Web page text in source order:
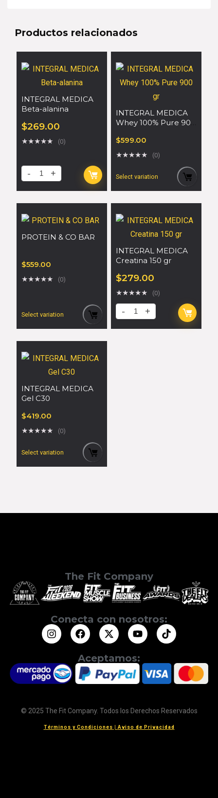
Productos relacionados
INTEGRAL MEDICA
Beta-alanina
$269.00
★★★★★ (0)
INTEGRAL MEDICA
Whey 100% Pure 900
$599.00
★★★★★ (0)
Select variation
PROTEIN & CO BAR
$559.00
★★★★★ (0)
Select variation
INTEGRAL MEDICA
Creatina 150 gr
$279.00
★★★★★ (0)
INTEGRAL MEDICA
Gel C30
$419.00
★★★★★ (0)
Select variation
The Fit Company
Conecta con nosotros:
Aceptamos:
© 2025 The Fit Company. Todos los Derechos Reservados
Términos y Condiciones Aviso de Privacidad